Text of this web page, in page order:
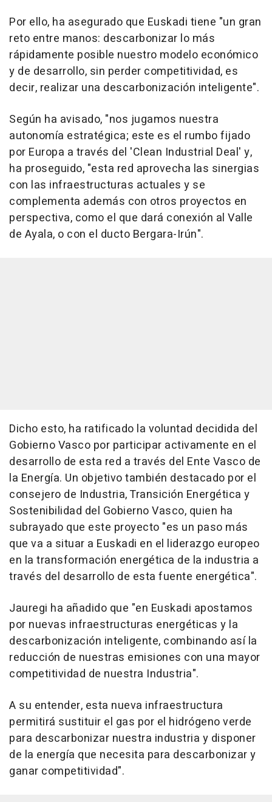
Por ello, ha asegurado que Euskadi tiene "un gran
reto entre manos: descarbonizar lo más
rápidamente posible nuestro modelo económico
y de desarrollo, sin perder competitividad, es
decir, realizar una descarbonización inteligente".
Según ha avisado, "nos jugamos nuestra
autonomía estratégica; este es el rumbo fijado
por Europa a través del 'Clean Industrial Deal' y,
ha proseguido, "esta red aprovecha las sinergias
con las infraestructuras actuales y se
complementa además con otros proyectos en
perspectiva, como el que dará conexión al Valle
de Ayala, o con el ducto Bergara-Irún".
Dicho esto, ha ratificado la voluntad decidida del
Gobierno Vasco por participar activamente en el
desarrollo de esta red a través del Ente Vasco de
la Energía. Un objetivo también destacado por el
consejero de Industria, Transición Energética y
Sostenibilidad del Gobierno Vasco, quien ha
subrayado que este proyecto "es un paso más
que va a situar a Euskadi en el liderazgo europeo
en la transformación energética de la industria a
través del desarrollo de esta fuente energética".
Jauregi ha añadido que "en Euskadi apostamos
por nuevas infraestructuras energéticas y la
descarbonización inteligente, combinando así la
reducción de nuestras emisiones con una mayor
competitividad de nuestra Industria".
A su entender, esta nueva infraestructura
permitirá sustituir el gas por el hidrógeno verde
para descarbonizar nuestra industria y disponer
de la energía que necesita para descarbonizar y
ganar competitividad".